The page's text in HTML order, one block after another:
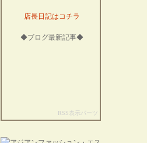
店長日記はコチラ
◆ブログ最新記事◆
RSS表示パーツ